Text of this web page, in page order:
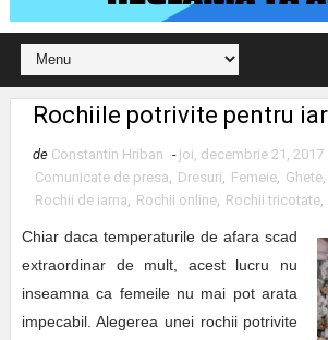
Rochiile potrivite pentru
de Constantin Hriban - joi, decembrie 21, 2017
Comunicate de presa, Dresuri, Femeie, Ghete,
Rochii de iarna, Rochii online, Rochii tricotate,
Chiar daca temperaturile de afara scad
extraordinar de mult, acest lucru nu
inseamna ca femeile nu mai pot arata
impecabil. Alegerea unei rochii potrivite